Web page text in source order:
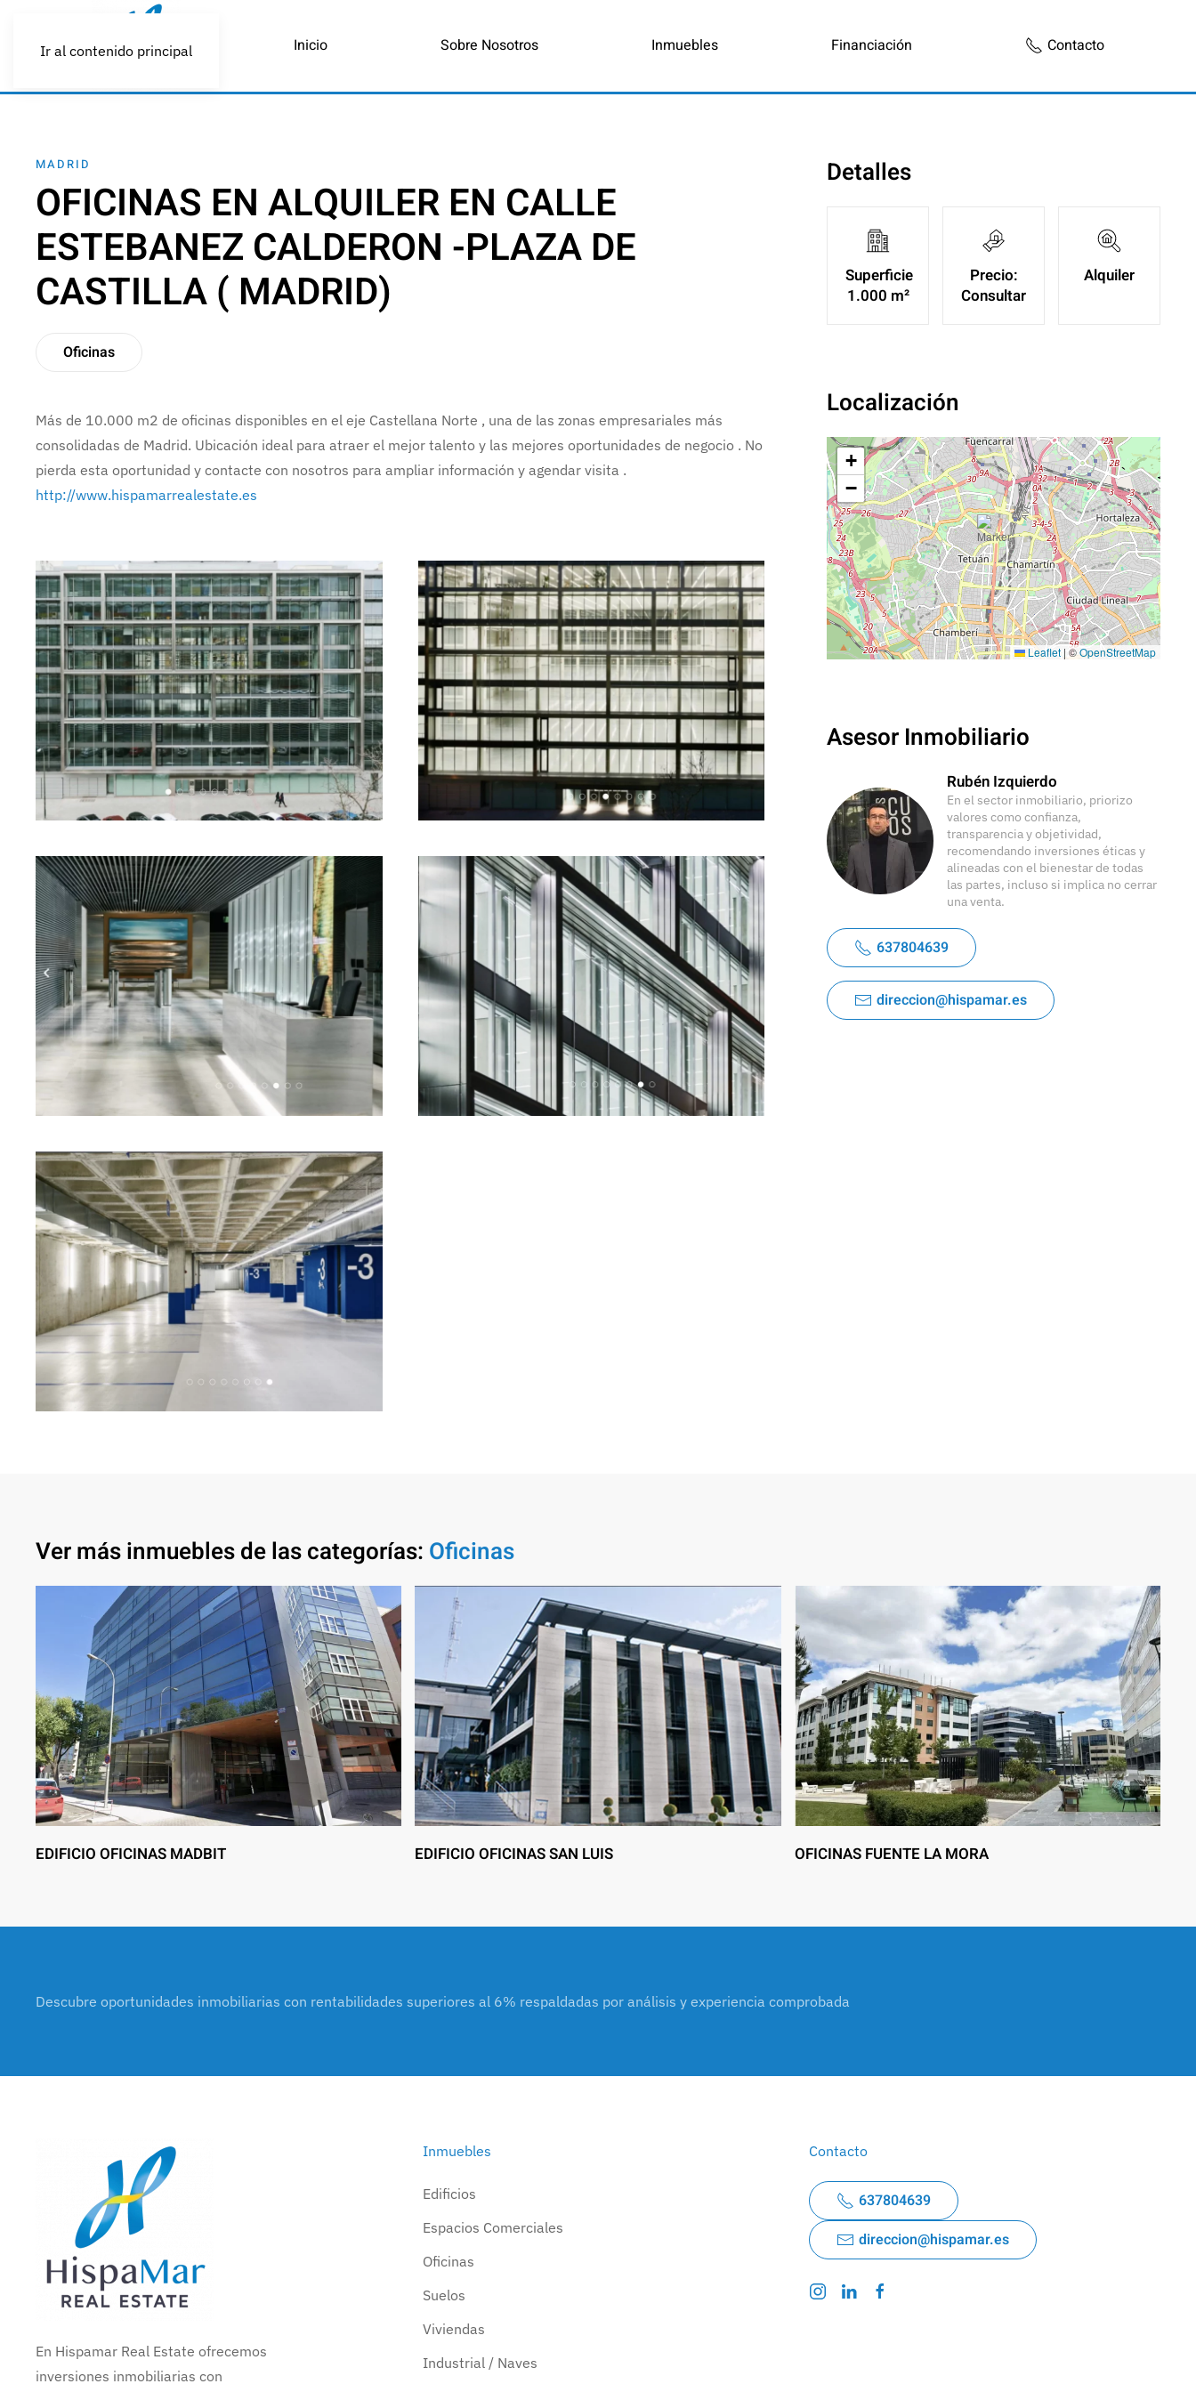
Ir al contenido principal Inicio Sobre Nosotros Inmuebles Financiación Contacto
MADRID
OFICINAS EN ALQUILER EN CALLE
ESTEBANEZ CALDERON -PLAZA DE
CASTILLA ( MADRID)
Oficinas
Más de 10.000 m2 de oficinas disponibles en el eje Castellana Norte , una de las zonas empresariales más
consolidadas de Madrid. Ubicación ideal para atraer el mejor talento y las mejores oportunidades de negocio . No
pierda esta oportunidad y contacte con nosotros para ampliar información y agendar visita .
http://www.hispamarrealestate.es
Ampliar Ampliar
Ampliar Ampliar
Ampliar
Detalles
Superficie
1.000 m²
Precio:
Consultar
Alquiler
Localización
+
−
Leaflet| ©OpenStreetMap
Asesor Inmobiliario
Rubén Izquierdo
En el sector inmobiliario, priorizo
valores como confianza,
transparencia y objetividad,
recomendando inversiones éticas y
alineadas con el bienestar de todas
las partes, incluso si implica no cerrar
una venta.
637804639
direccion@hispamar.es
Ver más inmuebles de las categorías: Oficinas
EDIFICIO OFICINAS MADBIT EDIFICIO OFICINAS SAN LUIS OFICINAS FUENTE LA MORA
Descubre oportunidades inmobiliarias con rentabilidades superiores al 6% respaldadas por análisis y experiencia comprobada
En Hispamar Real Estate ofrecemos
inversiones inmobiliarias con
Inmuebles
Edificios
Espacios Comerciales
Oficinas
Suelos
Viviendas
Industrial / Naves
Contacto
637804639
direccion@hispamar.es